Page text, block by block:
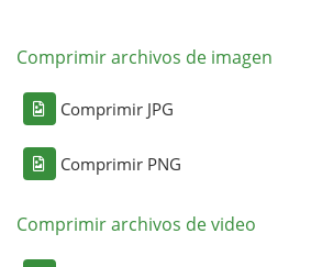
Comprimir archivos de imagen
Comprimir JPG
Comprimir PNG
Comprimir archivos de video